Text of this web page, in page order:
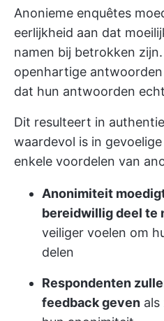
Anonieme enquêtes
eerlijkheid aan dat
namen bij betrokken
openhartige
dat hun antwoorden
Dit resulteert in
waardevol is in
enkele voordelen van
Anonimiteit
bereidwillig deel te
veiliger voelen om
delen
Respondenten
feedback geven als